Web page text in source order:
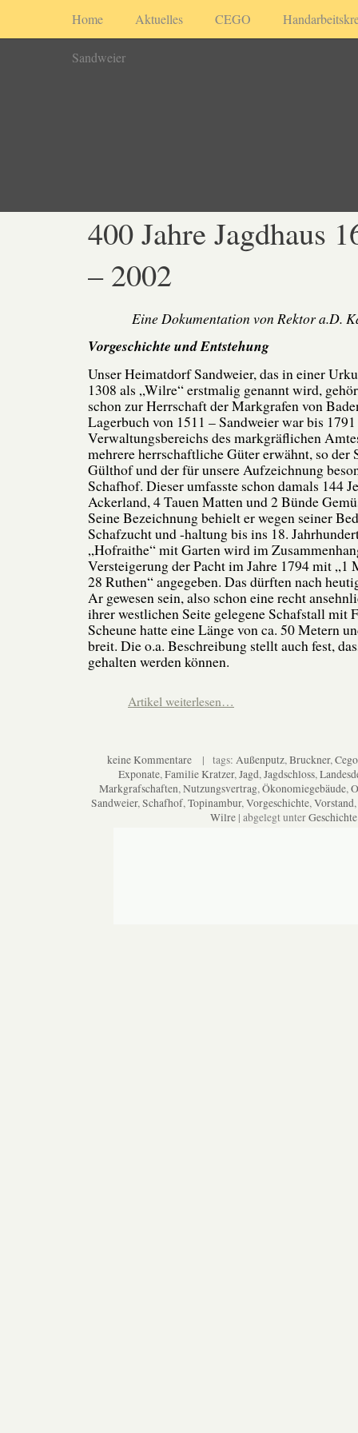
Home Aktuelles CEGO
Sandweier
400 Jahre Jagdhaus
– 2002
Eine Dokumentation von Rektor a.D.
Vorgeschichte und Entstehung
Unser Heimatdorf Sandweier, das in einer
1308 als „Wilre“ erstmalig genannt wird,
schon zur Herrschaft der Markgrafen von
Lagerbuch von 1511 – Sandweier war bis
Verwaltungsbereichs des markgräflichen
mehrere herrschaftliche Güter erwähnt, so der
Gülthof und der für unsere Aufzeichnung
Schafhof. Dieser umfasste schon damals 144
Ackerland, 4 Tauen Matten und 2 Bünde
Seine Bezeichnung behielt er wegen seiner
Schafzucht und -haltung bis ins 18.
„Hofraithe“ mit Garten wird im
Versteigerung der Pacht im Jahre 1794 mit „1
28 Ruthen“ angegeben. Das dürften nach
Ar gewesen sein, also schon eine recht
ihrer westlichen Seite gelegene Schafstall mit
Scheune hatte eine Länge von ca. 50 Metern
breit. Die o.a. Beschreibung stellt auch fest,
gehalten werden können.
Artikel weiterlesen…
keine Kommentare | tags: Außenputz,Bruckner,Cego
Exponate,Familie Kratzer,Jagd,Jagdschloss,
Markgrafschaften,Nutzungsvertrag,Ökonomiegebäude,
Sandweier,Schafhof,Topinambur,Vorgeschichte,Vorstand,
Wilre | abgelegt unterGeschichte